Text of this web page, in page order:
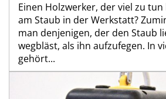
Einen Holzwerker, der viel zu
am Staub in der Werkstatt?
man denjenigen, der den Staub
wegbläst, als ihn aufzufegen. In
gehört...